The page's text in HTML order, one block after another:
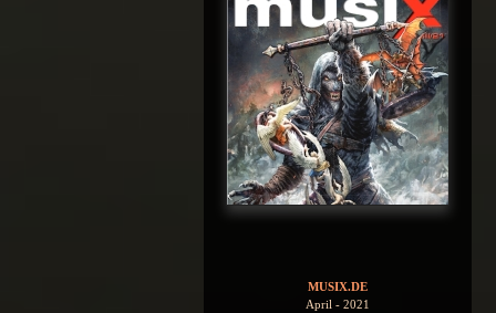
MUSIX.DE
April - 2021